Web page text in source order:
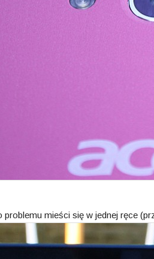
problemu mieści się w jednej ręce